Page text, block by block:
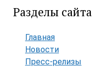
Разделы сайта
Главная
Новости
Пресс-релизы